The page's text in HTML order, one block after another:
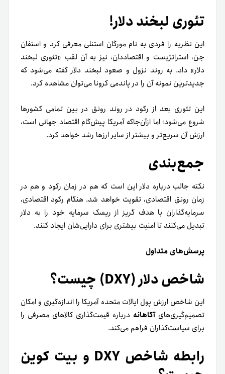
تئوری لبخند دلار!
این نظریه را فردی به نام مورگان استنلی معرفی کرد و استفان
جن، استراتژیست و اقتصاددان، نیز به آن لقب «تئوری لبخند
دلار» داد. به روند نزول و صعود لبخند دلار گفته می‌شود که
جدیدترین نمونه آن را در پاندمی کرونا می‌توان مشاهده کرد.
این تئوری بعد از رکود در روند رونق در بین تمامی کشورها
شروع می‌شود؛ اما ازآن‌جاکه آمریکا پیش‌گام اقتصاد جهانی است،
ارزش آن سریع‌تر و بیشتر از سایر ارزها رشد خواهد کرد.
جمع‌بندی
نکته جالب درباره دلار این است که هم در زمان رکود و هم در
زمان رونق اقتصادی، تقویت خواهد شد. هنگام رکود اقتصادی،
سرمایه‌گذاران با هدف گریز از ریسک سرمایه خود را به دلار
تبدیل می‌کنند تا امنیت بیشتری برای دارایی‌شان ایجاد کنند.
پرسش‌های متداول
شاخص دلار (DXY) چیست؟
این شاخص ارزش پول ایالات متحده آمریکا را اندازه‌گیری و امکان
تصمیم‌گیری‌هایآگاهانه درباره قیمت‌گذاری کالاهای مصرفی را
برای سیاست‌گذاران فراهم می‌کند.
رابطه شاخص DXY و بیت کوین